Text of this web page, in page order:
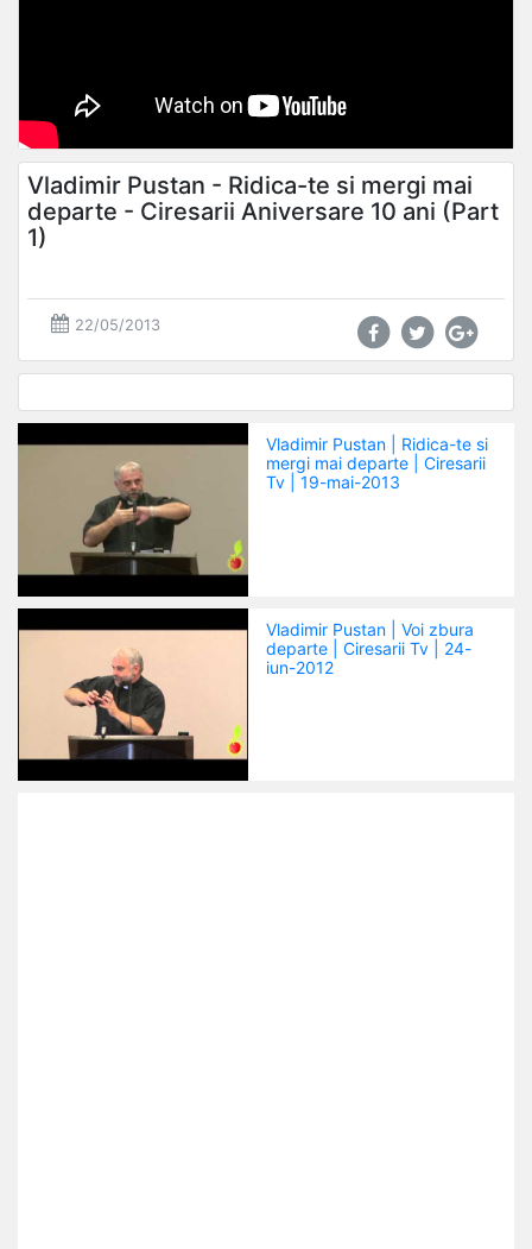
Vladimir Pustan - Ridica-te si mergi mai
departe - Ciresarii Aniversare 10 ani (Part
1)
22/05/2013
Vladimir Pustan | Ridica-te si
mergi mai departe | Ciresarii
Tv | 19-mai-2013
Vladimir Pustan | Voi zbura
departe | Ciresarii Tv | 24-
iun-2012